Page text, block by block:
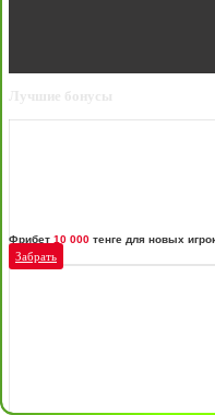
Лучшие бонусы
Фрибет 10 000 тенге для новых
Забрать